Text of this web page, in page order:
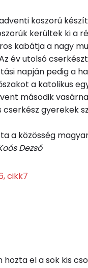
koszorú
kerültek ki a
kabátja a nagy
év utolsó
napján pedig a
a katolikus
második
gyerekek
a közösség
Dezső
cikk7
el a sok kis